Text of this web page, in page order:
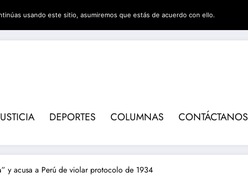
DEPORTES COLUMNAS CONTÁCTANOS
y acusa a Perú de violar protocolo de 1934
usando este sitio, asumiremos que estás de acuerdo con ello.